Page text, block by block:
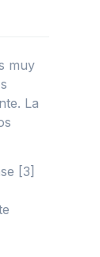
muy
La
[3]